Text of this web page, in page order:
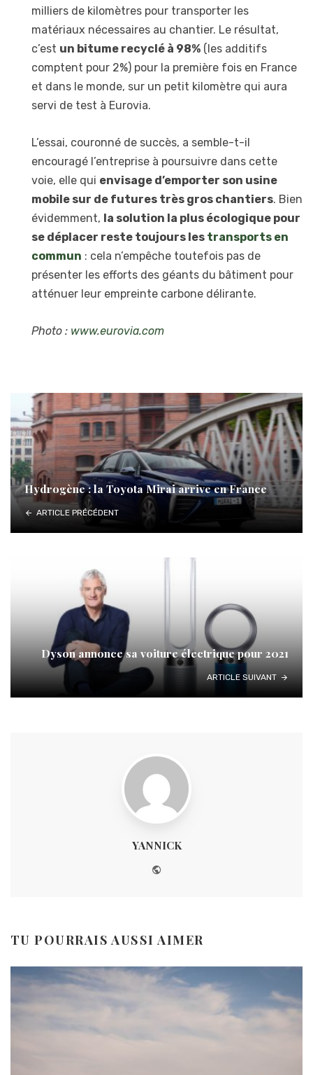
milliers de kilomètres pour transporter les
matériaux nécessaires au chantier. Le résultat,
c’est un bitume recyclé à 98% (les additifs
comptent pour 2%) pour la première fois en France
et dans le monde, sur un petit kilomètre qui aura
servi de test à Eurovia.
L’essai, couronné de succès, a semble-t-il
encouragé l’entreprise à poursuivre dans cette
voie, elle qui envisage d’emporter son usine
mobile sur de futures très gros chantiers. Bien
évidemment, la solution la plus écologique pour
se déplacer reste toujours les transports en
commun : cela n’empêche toutefois pas de
présenter les efforts des géants du bâtiment pour
atténuer leur empreinte carbone délirante.
Photo : www.eurovia.com
Hydrogène : la Toyota Mirai arrive en France
ARTICLE PRÉCÉDENT
Dyson annonce sa voiture électrique pour 2021
ARTICLE SUIVANT
YANNICK
TU POURRAIS AUSSI AIMER